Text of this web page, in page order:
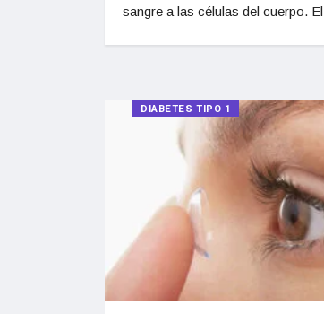
sangre a las células del cuerpo.
DIABETES TIPO 1